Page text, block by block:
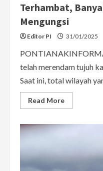
Terhambat,
Mengungsi
Editor PI 31/01/2025
telah merendam tujuh
Saat ini, total wilayah
Read MoreRead
more
Banyak
Warga